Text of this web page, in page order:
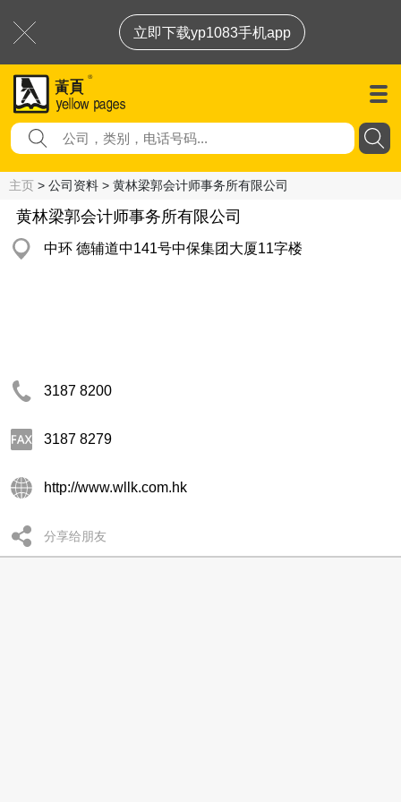
立即下载yp1083手机app
主页 > 公司资料 > 黄林梁郭会计师事务所有限公司
黄林梁郭会计师事务所有限公司
中环 德辅道中141号中保集团大厦11字楼
3187 8200
3187 8279
http://www.wllk.com.hk
分享给朋友